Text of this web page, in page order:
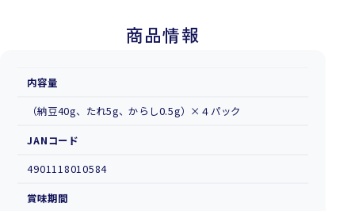
商品情報
内容量
（納豆40g、たれ5g、からし0.5g）×４パック
JANコード
4901118010584
賞味期間